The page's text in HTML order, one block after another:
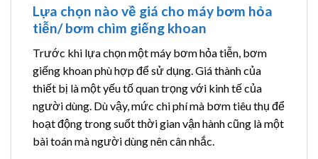
Lựa chọn nào về giá cho máy bơm hỏa
tiễn/ bơm chìm giếng khoan
Trước khi lựa chọn một máy bơm hỏa tiễn, bơm
giếng khoan phù hợp để sử dụng. Giá thành của
thiết bị là một yếu tố quan trọng với kinh tế của
người dùng. Dù vậy, mức chi phí mà bơm tiêu thụ để
hoạt động trong suốt thời gian vận hành cũng là một
bài toán mà người dùng nên cân nhắc.